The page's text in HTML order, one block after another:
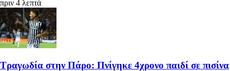
πριν 4 λεπτά
Τραγωδία στην Πάρο: Πνίγηκε 4χρονο παιδί σε πισίνα